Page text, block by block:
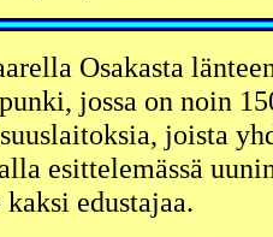
Osakasta
jossa on noin
joista
esittelemässä
edustajaa.